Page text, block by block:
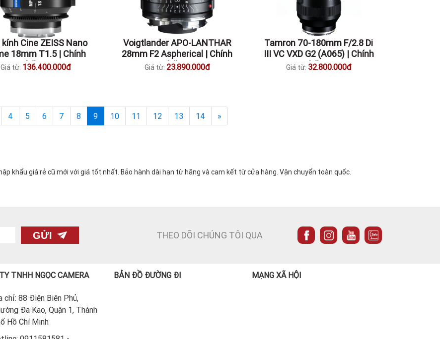
kính Cine ZEISS Nano
18mm T1.5 | Chính
hãng
Giá từ: 136.400.000đ
Voigtlander APO-LANTHAR
28mm F2 Aspherical | Chính
hãng
Giá từ: 23.890.000đ
Tamron 70-180mm F/2.8 Di
III VC VXD G2 (A065) | Chính
hãng
Giá từ: 32.800.000đ
4 5 6 7 8 9 10 11 12 13 14 »
khẩu giá rẻ cũ mới với giá tốt nhất. Bảo hành dài hạn từ hãng và cam kết từ cửa hàng. Vận chuyển toàn quốc.
GỬI THEO DÕI CHÚNG TÔI QUA
TNHH NGỌC CAMERA
chỉ: 88 Điện Biên Phủ,
Đa Kao, Quận 1, Thành
Hồ Chí Minh
BẢN ĐỒ ĐƯỜNG ĐI MẠNG XÃ HỘI